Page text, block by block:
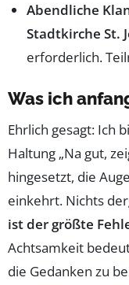
Abendliche
Stadtkirche St.
erforderlich.
Was ich
Ehrlich gesagt: Ich
Haltung „Na gut,
hingesetzt, die
einkehrt. Nichts
ist der größte
Achtsamkeit
die Gedanken zu